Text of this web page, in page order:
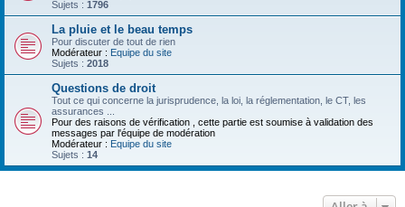
Sujets : 1796
La pluie et le beau temps
Pour discuter de tout de rien
Modérateur : Equipe du site
Sujets : 2018
Questions de droit
Tout ce qui concerne la jurisprudence, la loi, la réglementation, le CT, les
assurances ...
Pour des raisons de vérification , cette partie est soumise à validation des
messages par l'équipe de modération
Modérateur : Equipe du site
Sujets : 14